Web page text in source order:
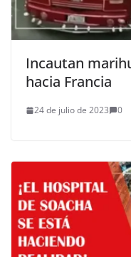
Incautan
hacia Francia
24 de julio de 2023 0